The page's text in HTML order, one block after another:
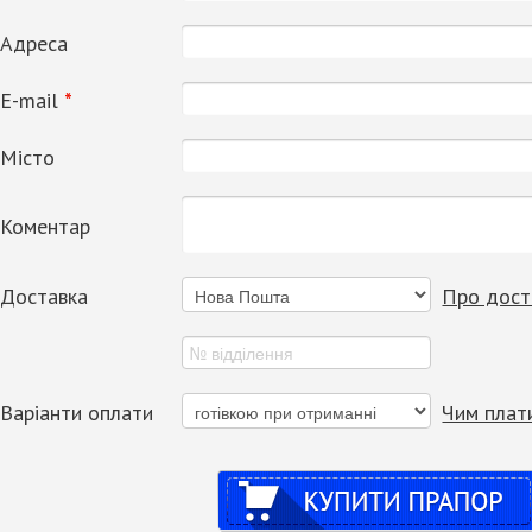
Адреса
Е-mail *
Місто
Коментар
Доставка Про
Варіанти оплати Чим
Купити